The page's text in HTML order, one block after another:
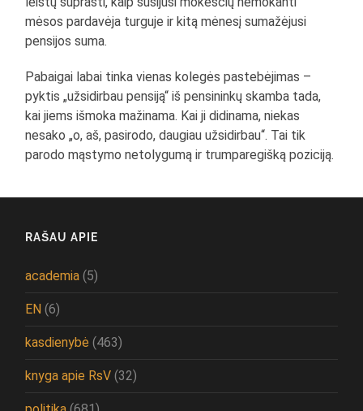
mėsos pardavėja turguje ir kitą mėnesį sumažėjusi
pensijos suma.
Pabaigai labai tinka vienas kolegės pastebėjimas –
pyktis „užsidirbau pensiją“ iš pensininkų skamba tada,
kai jiems išmoka mažinama. Kai ji didinama, niekas
nesako „o, aš, pasirodo, daugiau užsidirbau“. Tai tik
parodo mąstymo netolygumą ir trumparegišką poziciją.
RAŠAU APIE
academia (5)
EN (6)
kasdienybė (463)
knyga apie RsV (32)